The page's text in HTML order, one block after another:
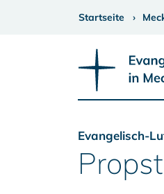
Startseite
Evangelisch-